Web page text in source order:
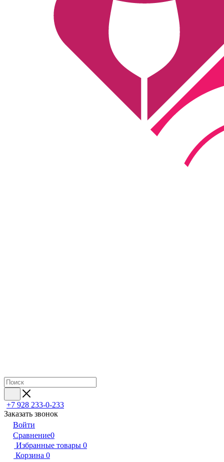
+7 928 233-0-233
Заказать звонок
Войти
Сравнение0
Избранные товары 0
Корзина 0